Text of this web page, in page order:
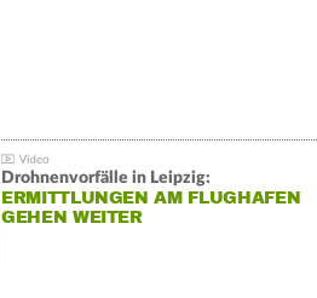
Drohnenvorfälle in Leipzig:
ERMITTLUNGEN AM FLUGHAFEN
GEHEN WEITER